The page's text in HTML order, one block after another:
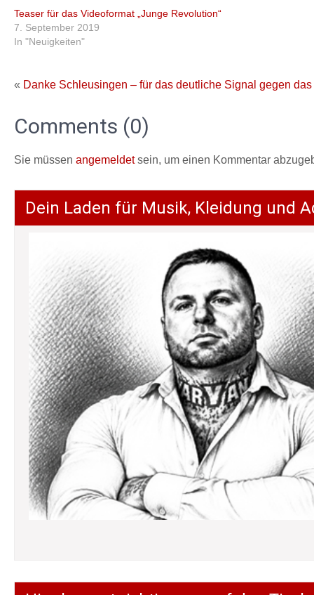
Teaser für das Videoformat „Junge Revolution“
7. September 2019
In "Neuigkeiten"
« Danke Schleusingen – für das deutliche Signal gegen
Comments (0)
Sie müssen angemeldetsein, um einen Kommentar
Dein Laden für Musik, Kleidung und